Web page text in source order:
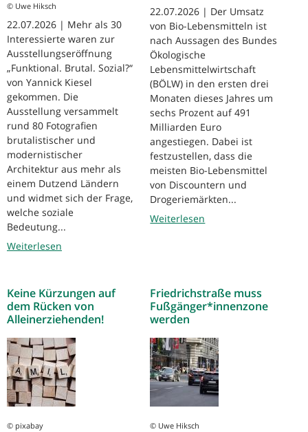
© Uwe Hiksch
22.07.2026 | Mehr als 30
Interessierte waren zur
Ausstellungseröffnung
„Funktional. Brutal. Sozial?“
von Yannick Kiesel
gekommen. Die
Ausstellung versammelt
rund 80 Fotografien
brutalistischer und
modernistischer
Architektur aus mehr als
einem Dutzend Ländern
und widmet sich der Frage,
welche soziale
Bedeutung...
Weiterlesen
22.07.2026 | Der Umsatz
von Bio-Lebensmitteln ist
nach Aussagen des Bundes
Ökologische
Lebensmittelwirtschaft
(BÖLW) in den ersten drei
Monaten dieses Jahres um
sechs Prozent auf 491
Milliarden Euro
angestiegen. Dabei ist
festzustellen, dass die
meisten Bio-Lebensmittel
von Discountern und
Drogeriemärkten...
Weiterlesen
Keine Kürzungen auf
dem Rücken von
Alleinerziehenden!
© pixabay
Friedrichstraße muss
Fußgänger*innenzone
werden
© Uwe Hiksch